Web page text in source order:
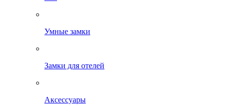
Умные замки
Замки для отелей
Аксессуары